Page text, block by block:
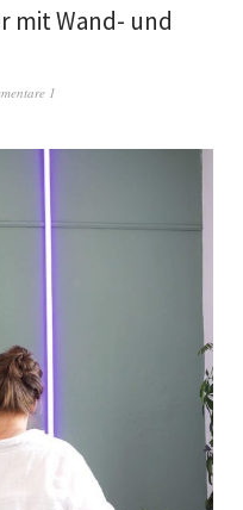
mit Wand- und
1